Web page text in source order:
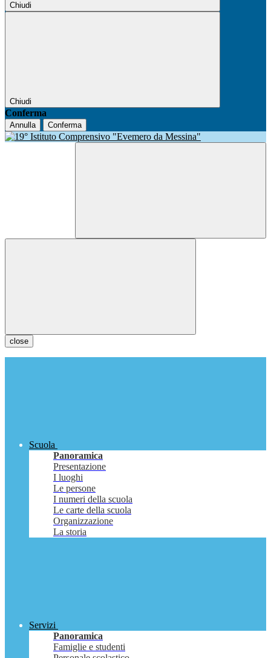
Chiudi
Chiudi
Conferma
Annulla Conferma
close
Scuola
Panoramica
Presentazione
I luoghi
Le persone
I numeri della scuola
Le carte della scuola
Organizzazione
La storia
Servizi
Panoramica
Famiglie e studenti